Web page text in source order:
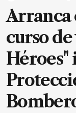
Arranca
curso